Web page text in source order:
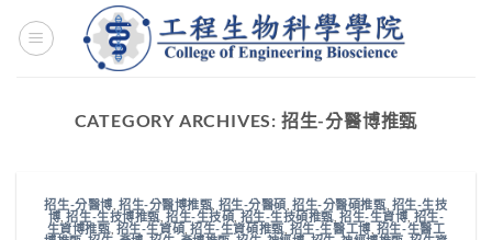
CATEGORY ARCHIVES: 招生-分醫博推甄
招生-分醫博, 招生-分醫博推甄, 招生-分醫碩 ,招生-分醫碩推甄, 招生-生技
博,招生-生技博推甄, 招生-生技碩 招生-生技碩推甄,招生-生資博, 招生-
生資博推甄, 招生-生資碩 ,招生-生資碩推甄, 招生-生醫工博, 招生-生醫工